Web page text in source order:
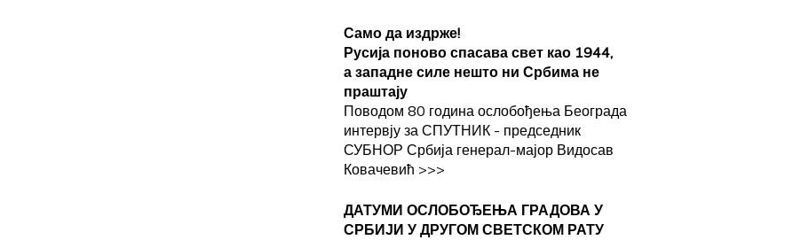
Само да издрже!
Русија поново спасава свет као 1944,
а западне силе нешто ни Србима не
праштају
Поводом 80 година ослобођења Београда
интервју за СПУТНИК - председник
СУБНОР Србија генерал-мајор Видосав
Ковачевић >>>
ДАТУМИ ОСЛОБОЂЕЊА ГРАДОВА У
СРБИЈИ У ДРУГОМ СВЕТСКОМ РАТУ